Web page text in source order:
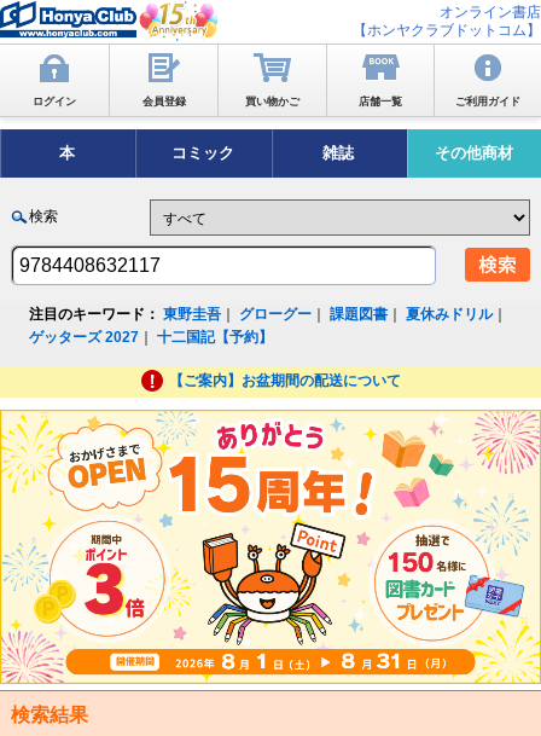
オンライン書店
【ホンヤクラブドットコム】
ログイン 会員登録 買い物かご 店舗一覧 ご利用ガイド
本 コミック 雑誌 その他商材
検索
注目のキーワード： 東野圭吾 グローグー ｜課題図書 ｜夏休みドリル｜
ゲッターズ 2027 ｜十二国記【予約】
【ご案内】お盆期間の配送について
検索結果